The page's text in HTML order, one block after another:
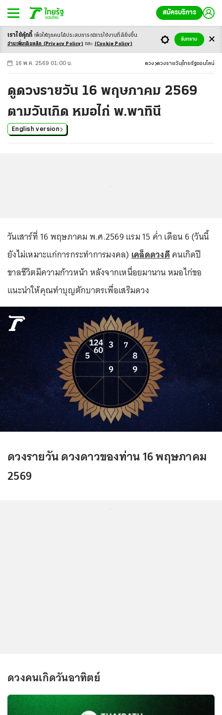
สมัครบริการ
-ก ก ก+
16 พ.ค. 2569 01:00 น. ดวง ดวงรายวัน ไทยรัฐออนไลน์
ดูดวงรายวัน 16 พฤษภาคม 2569
ตามวันเกิด หมอไก่ พ.พาทินี
English version
วันเสาร์ที่ 16 พฤษภาคม พ.ศ.2569 แรม 15 ค่ำ เดือน 6 (วันนี้
ยังไม่เหมาะแก่การกระทำการมงคล)เคล็ดดวงดีคนเกิดปี
ขาลชีวิตมีความก้าวหน้า หลังจากเหนื่อยมานาน หมอไก่ขอ
แนะนำให้คุณทำบุญตักบาตรเพื่อเสริมดวง
ดวงรายวัน ดวงดาวของท่าน 16 พฤษภาคม
2569
ดวงคนเกิดวันอาทิตย์
เราใช้คุ้กกี้ เพื่อให้ทุกคนได้ประสบการณ์การใช้งานที่ดียิ่งขึ้น
อ่านเพิ่มเติมคลิก (Privacy Policy) และ (Cookie Policy)
รับทราบ